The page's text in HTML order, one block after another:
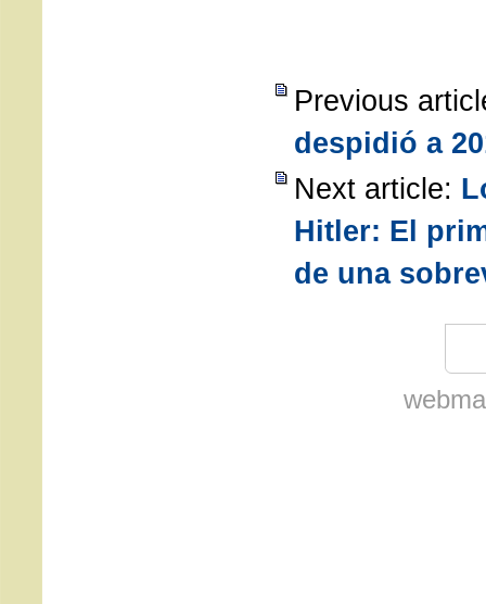
Previous
despidió a
Next article:
Hitler: El
de una